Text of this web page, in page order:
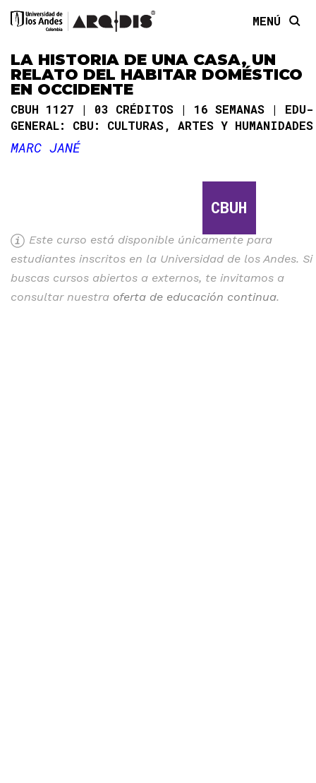
MENÚ
LA HISTORIA DE UNA CASA, UN
RELATO DEL HABITAR DOMÉSTICO
EN OCCIDENTE
CBUH 1127 03 CRÉDITOS 16 SEMANAS
EDU-
GENERAL: CBU: CULTURAS, ARTES Y HUMANIDADES
MARC JANÉ
CBUH
Este curso está disponible únicamente para
estudiantes inscritos en la Universidad de los Andes. Si
buscas cursos abiertos a externos, te invitamos a
consultar nuestra oferta de educación continua.